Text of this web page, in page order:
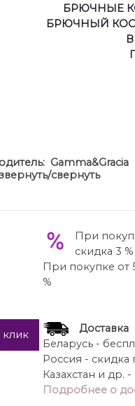
БРЮЧНЫЕ
БРЮЧНЫЙ
Gamma&Gracia
без подкладки,
эффективно
с клапаном и
отрезным бочком.
свернуть
клик
При
скидка 3 %
При покупке от
%
Доставка
Беларусь -
Россия - скидка
Казахстан и др.
Подробнее о